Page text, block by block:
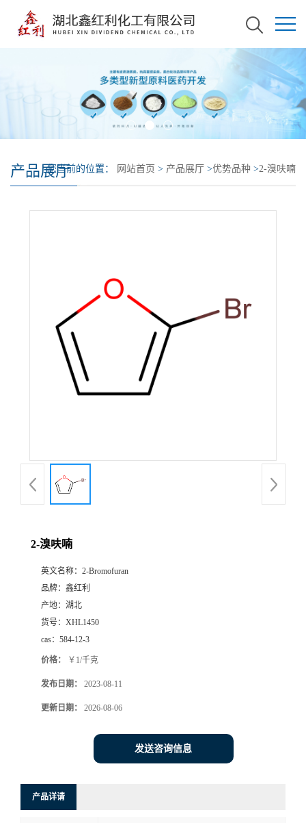
产品展厅您当前的位置： 网站首页 > 产品展厅 >优势品种 >2-溴呋喃
2-溴呋喃
英文名称： 2-Bromofuran
品牌： 鑫红利
产地： 湖北
货号： XHL1450
cas： 584-12-3
价格： ￥1/千克
发布日期： 2023-08-11
更新日期： 2026-08-06
发送咨询信息
产品详请